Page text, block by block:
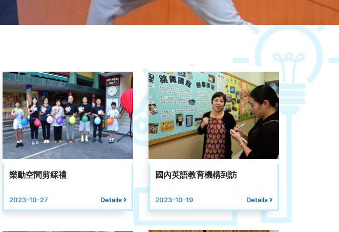
樂動空間剪綵禮
2023-10-27 Details
國內英語教育機構到訪
2023-10-19 Details